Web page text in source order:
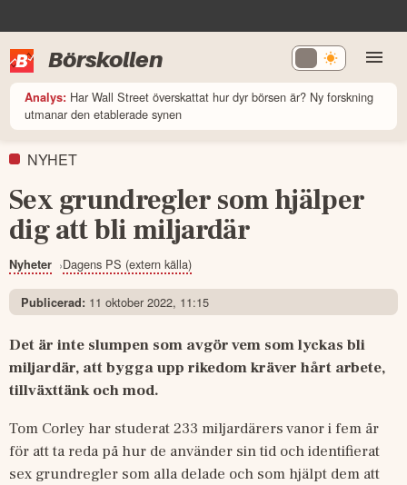
Börskollen
Analys: Har Wall Street överskattat hur dyr börsen är? Ny forskning
utmanar den etablerade synen
NYHET
Sex grundregler som hjälper
dig att bli miljardär
Nyheter Dagens PS (extern källa)
Publicerad: 11 oktober 2022, 11:15
Det är inte slumpen som avgör vem som lyckas bli
miljardär, att bygga upp rikedom kräver hårt arbete,
tillväxttänk och mod.
Tom Corley har studerat 233 miljardärers vanor i fem år
för att ta reda på hur de använder sin tid och identifierat
sex grundregler som alla delade och som hjälpt dem att